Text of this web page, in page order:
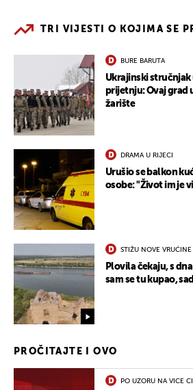
TRI VIJESTI O KOJIMA SE
BURE BARUTA
Ukrajinski
prijetnju: Ovaj grad
žarište
DRAMA U RIJECI
Urušio se balkon
osobe: "Život im je
STIŽU NOVE VRUĆINE
Plovila čekaju, s
sam se tu kupao,
PROČITAJTE I OVO
PO UZORU NA VICE